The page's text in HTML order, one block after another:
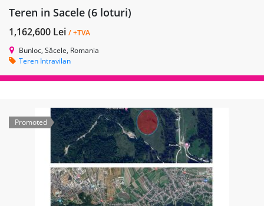
Teren in Sacele (6 loturi)
1,162,600 Lei / +TVA
Bunloc, Săcele, Romania
Teren Intravilan
Promoted